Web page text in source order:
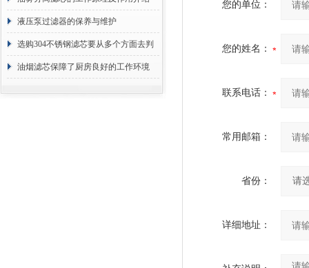
液压泵过滤器的保养与维护
选购304不锈钢滤芯要从多个方面去判
断
油烟滤芯保障了厨房良好的工作环境
您的单位：
您的姓名：
联系电话：
常用邮箱：
省份：
详细地址：